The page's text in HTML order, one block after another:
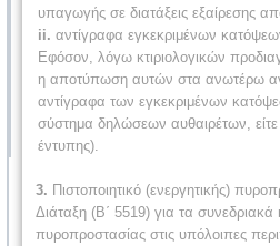
υπαγωγής σε διατάξεις εξαίρεσης
ii. αντίγραφα εγκεκριμένων
Εφόσον, λόγω κτιριολογικών
η αποτύπωση αυτών στα ανωτέρω
αντίγραφα των εγκεκριμένων
σύστημα δηλώσεων αυθαιρέτων,
έντυπης).
3. Πιστοποιητικό (ενεργητικής)
Διάταξη (Β΄ 5519) για τα
πυροπροστασίας στις υπόλοιπες